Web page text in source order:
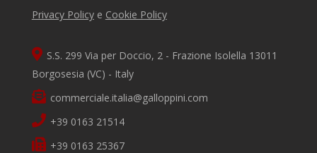
Privacy Policye Cookie Policy
S.S. 299 Via per Doccio, 2 - Frazione Isolella 13011
Borgosesia (VC) - Italy
commerciale.italia@galloppini.com
+39 0163 21514
+39 0163 25367